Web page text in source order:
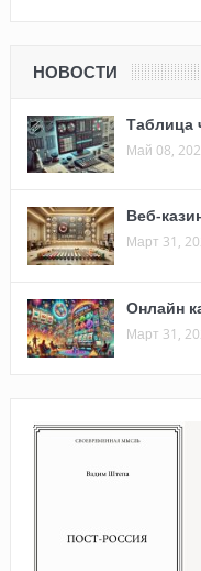
НОВОСТИ
Таблица
Май 08,
Веб-
Март 31,
Онлайн
Март 31,